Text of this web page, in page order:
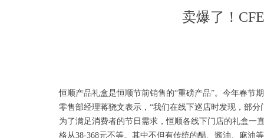
卖爆了！
恒顺产品礼盒是恒顺节前销售的“重磅产品”。今年春节
零售部经理蒋骁文表示，“我们在线下巡店时发现，部
为了满足消费者的节日需求，恒顺各线下门店的礼盒一
格从38-368元不等。其中不但有传统的醋、酱油、麻油